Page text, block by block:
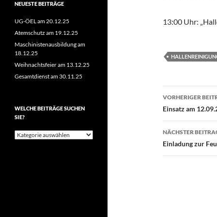
13:00 Uhr:
VORHERIGER
Einsatz am
NÄCHSTER
Einladung zur
NEUESTE BEITRÄGE
UG-ÖEL am 20.12.25
Atemschutz am 19.12.25
Maschinistenausbildung am
18.12.25
Weihnachtsfeier am 13.12.25
Gesamtdienst am 30.11.25
WELCHE BEITRÄGE SUCHEN
SIE?
Welche